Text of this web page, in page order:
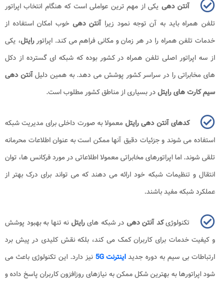
آنتن دهی یکی از مهم ‌ترین عواملی است که هنگام انتخاب اپراتور
تلفن همراه باید به آن توجه نمود زیرا آنتن دهی خوب امکان استفاده از
خدمات تلفن همراه را در هر زمان و مکانی فراهم می ‌کند. اپراتوررایتل، یکی
از سه اپراتور اصلی تلفن همراه در کشور بوده که شبکه ‌ای گسترده از دکل
‌های مخابراتی را در سراسر کشور پوشش می‌ دهد. به همین دلیلآنتن دهی
سیم کارت های رایتلدر بسیاری از مناطق کشور مطلوب است.
کدهای آنتن دهی رایتل معمولا به صورت داخلی برای مدیریت شبکه
استفاده می ‌شوند و جزئیات دقیق آنها ممکن است به عنوان اطلاعات محرمانه
تلقی شوند. اما اپراتورهای مخابراتی معمولا اطلاعاتی در مورد فرکانس‌ ها، توان
انتقال و تنظیمات شبکه خود ارائه می ‌دهند که می ‌تواند برای درک بهتر از
عملکرد شبکه مفید باشند.
تکنولوژیکد آنتن دهی در شبکه ‌هایرایتل نه تنها به بهبود پوشش
و کیفیت خدمات برای کاربران کمک می‌ کند، بلکه نقش کلیدی در پیش برد
ارتباطات بی ‌سیم به دوره جدید اینترنت 5G
نیز دارد. این تکنولوژی باعث می
‌شود اپراتورها به بهترین شکل ممکن به نیازهای روزافزون کاربران پاسخ داده و